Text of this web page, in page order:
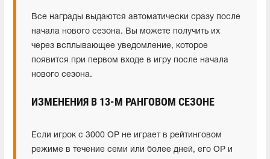
Все награды выдаются автоматически сразу после
начала нового сезона. Вы можете получить их
через всплывающее уведомление, которое
появится при первом входе в игру после начала
нового сезона.
ИЗМЕНЕНИЯ В 13-М РАНГОВОМ СЕЗОНЕ
Если игрок с 3000 ОР не играет в рейтинговом
режиме в течение семи или более дней, его ОР и